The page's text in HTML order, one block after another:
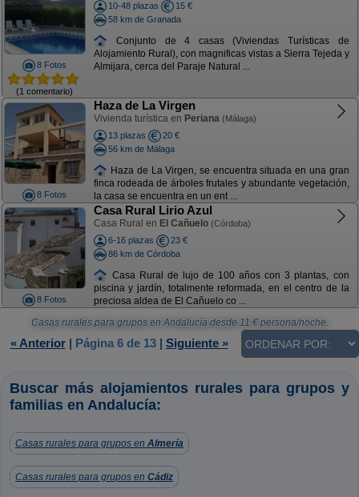
8 Fotos
(1 comentario)
10-48 plazas
15 €
58 km de Granada
Conjunto de 4 casas (Viviendas Turísticas de
Alojamiento Rural), con magnificas vistas a Sierra Tejeda y
Almijara, cerca del Paraje Natural ...
8 Fotos
Haza de La Virgen
Vivienda turística en Periana (Málaga)
13 plazas
20 €
56 km de Málaga
Haza de La Virgen, se encuentra situada en una gran
finca rodeada de árboles frutales y abundante vegetación,
la casa se encuentra en un ent ...
8 Fotos
Casa Rural Lirio Azul
Casa Rural en El Cañuelo (Córdoba)
6-16 plazas
23 €
86 km de Córdoba
Casa Rural de lujo de 100 años con 3 plantas, con
piscina y jardín, totalmente reformada, en el centro de la
preciosa aldea de El Cañuelo co ...
Casas rurales para grupos en Andalucía desde 11 € persona/noche.
« Anterior| Página 6 de 13| Siguiente »
Buscar más alojamientos rurales para grupos y
familias en Andalucía:
Casas rurales para grupos en Almería
Casas rurales para grupos en Cádiz